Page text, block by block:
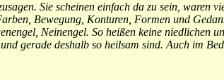
Sie scheinen einfach da zu sein, waren
Bewegung, Konturen, Formen und
Neinengel. So heißen keine niedlichen
gerade deshalb so heilsam sind. Auch im